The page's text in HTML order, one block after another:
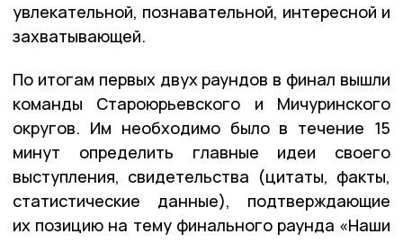
увлекательной, познавательной, интересной и
захватывающей.
По итогам первых двух раундов в финал вышли
команды Староюрьевского и Мичуринского
округов. Им необходимо было в течение 15
минут определить главные идеи своего
выступления, свидетельства (цитаты, факты,
статистические данные), подтверждающие
их позицию на тему финального раунда «Наши